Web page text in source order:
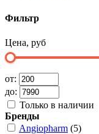
Фильтр
Цена, руб
от:
до:
Только в наличии
Бренды
Angiopharm (5)